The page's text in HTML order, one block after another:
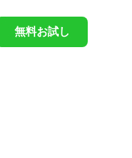
無料お試し